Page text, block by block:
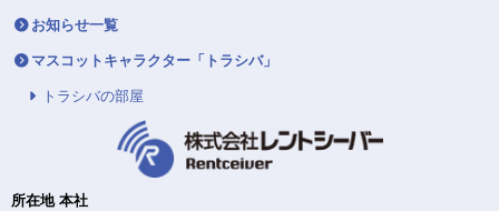
お知らせ一覧
マスコットキャラクター「トラシバ」
トラシバの部屋
所在地 本社